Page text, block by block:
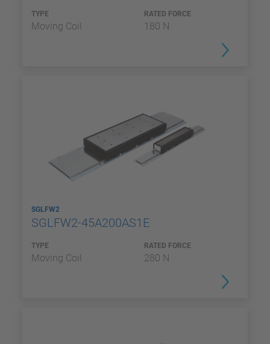
TYPE
Moving Coil
RATED FORCE
180 N
SGLFW2
SGLFW2-45A200AS1E
TYPE
Moving Coil
RATED FORCE
280 N